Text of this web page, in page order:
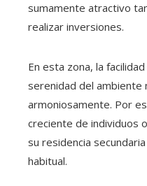
sumamente atractivo
realizar inversiones.
En esta zona, la
serenidad del ambiente
armoniosamente. Por
creciente de individuos
su residencia
habitual.